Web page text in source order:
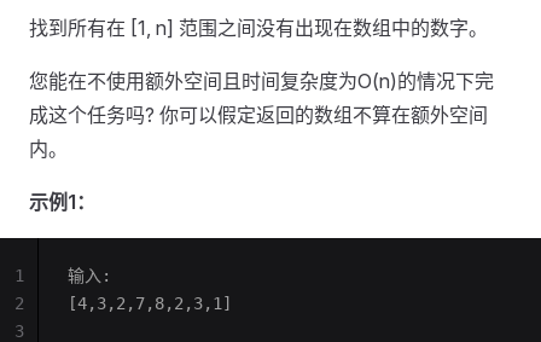
找到所有在 [1, n] 范围之间没有出现在数组中的数字。
您能在不使用额外空间且时间复杂度为O(n)的情况下完
成这个任务吗? 你可以假定返回的数组不算在额外空间
内。
示例1：
输入:
[4,3,2,7,8,2,3,1]
1
2
3